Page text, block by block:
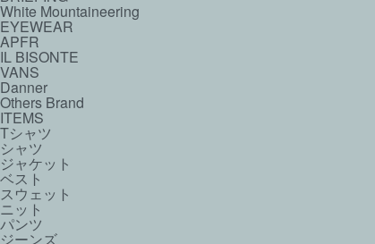
White Mountaineering
EYEWEAR
APFR
IL BISONTE
VANS
Danner
Others Brand
ITEMS
Tシャツ
シャツ
ジャケット
ベスト
スウェット
ニット
パンツ
ジーンズ